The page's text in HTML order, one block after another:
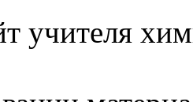
учителя